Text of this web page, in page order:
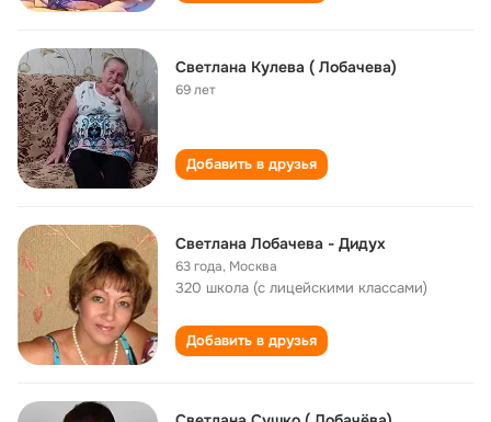
Светлана Кулева ( Лобачева)
69 лет
Добавить в друзья
Светлана Лобачева - Дидух
63 года, Москва
320 школа (с лицейскими классами)
Добавить в друзья